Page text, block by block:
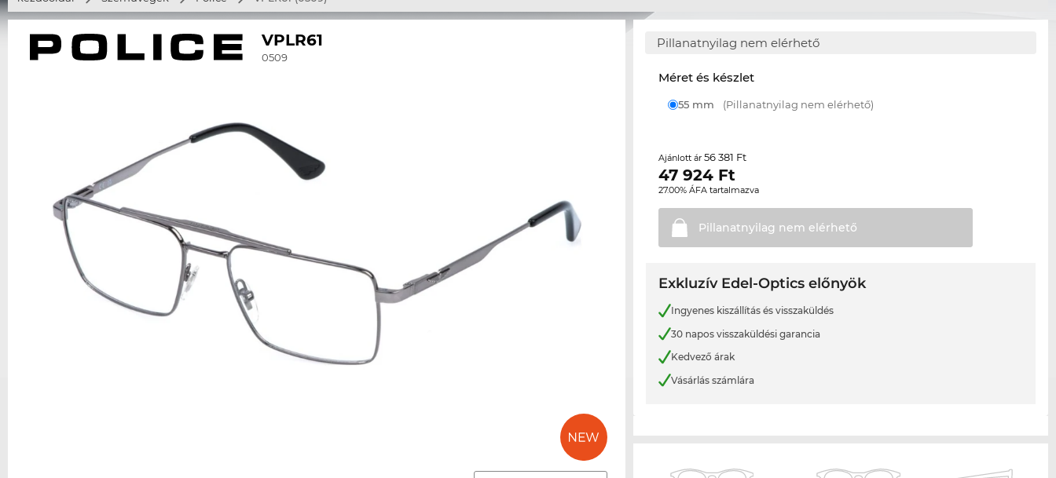
VPLR61
0509
Pillanatnyilag nem elérhető
Méret és készlet
55 mm (Pillanatnyilag nem elérhető)
Ajánlott ár56 381 Ft
47 924 Ft
27.00% ÁFA tartalmazva
Pillanatnyilag nem elérhető
Exkluzív Edel-Optics előnyök
Ingyenes kiszállítás és visszaküldés
30 napos visszaküldési garancia
Kedvező árak
Vásárlás számlára